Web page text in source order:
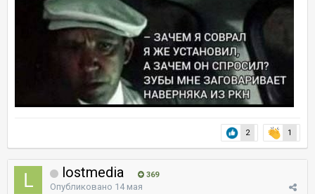
2 1
lostmedia 369
Опубликовано 14 мая